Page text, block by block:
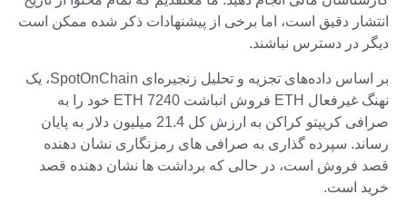
انتشار دقیق است، اما برخی از پیشنهادات ذکر شده ممکن است
دیگر در دسترس نباشند.
بر اساس داده‌های تجزیه و تحلیل زنجیره‌ای SpotOnChain، یک
نهنگ غیرفعال ETH فروش انباشت 7240 ETH خود را به
صرافی کریپتو کراکن به ارزش کل 21.4 میلیون دلار به پایان
رساند. سپرده گذاری به صرافی های رمزنگاری نشان دهنده
قصد فروش است، در حالی که برداشت ها نشان دهنده قصد
خرید است.